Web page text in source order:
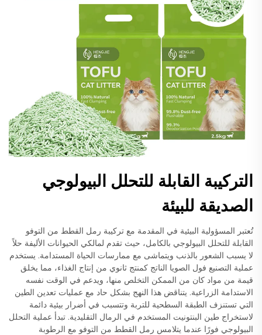
التركيبة القابلة للتحلل البيولوجي
الصديقة للبيئة
تُعتبر المسؤولية البيئية في المقدمة مع تركيبة رمل القطط من التوفو
القابلة للتحلل البيولوجي بالكامل، حيث تقدم لمالكي الحيوانات الأليفة حلاً
لا يسبب الشعور بالذنب ويتماشى مع ممارسات الحياة المستدامة. يستخدم
عملية التصنيع فول الصويا الناتج كمنتج ثانوي من إنتاج الغذاء، مما يخلق
قيمة من مواد كان من الممكن التخلص منها، ويدعم في الوقت نفسه
الاستدامة الزراعية. يتناقض هذا النهج بشكل حاد مع عمليات تعدين الطين
التي تستنزف الطبقة السطحية للتربة وتتسبب في أضرار بيئية دائمة
لاستخراج طين البنتونيت المستخدم في الرمال التقليدية. تبدأ عملية التحلل
البيولوجي فورًا عندما يتلامس رمل القطط من التوفو مع الرطوبة